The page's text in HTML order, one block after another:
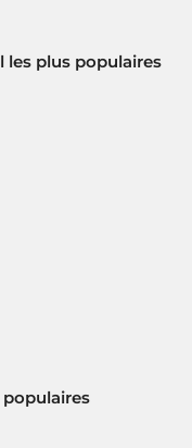
les plus populaires